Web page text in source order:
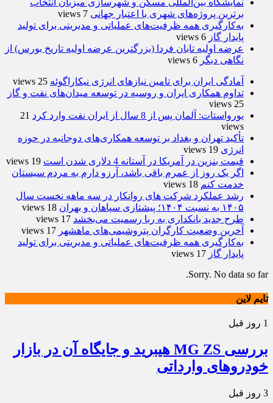
برترین پروژه‌های شهری با اعتبار جهانی 7 views
به‌کارگیری همه ظرفیت‌های عملیاتی و مدیریتی برای تولید
پایدار گاز 6 views
عرضه اولیه تابان فردا (بزرگترین عرضه اولیه تاریخ بورس) از
نگاهی دیگر 6 views
آمادگی ایران برای تامین نیازهای انرژی نیکاراگوئه 25 views
تداوم همکاری ایران و روسیه در توسعه میدان‌های نفت و گاز
25 views
یورواستات: آلمان پس از 8 سال از ایران نفت وارد کرد
21
views
تأکید تهران و بغداد بر توسعه همکاری‌های دوجانبه در حوزه
انرژی 19 views
قیمت بنزین در آمریکا در آستانه 4 دلاری شدن است
19 views
اگر یک روز از عمرم باقی باشد، آرزو دارم به مردم سیستان
خدمت کنم 18 views
رشد عملکرد شرکت های روانکار در سه ماهه نخست سال
۱۴۰۵ به نسبت ۱۴۰۴؛ پیشتازی سپاهان و بهران
18 views
طرح جدید بانکداری به ربا رسمیت می‌بخشد 17 views
آخرین وضعیت کارگران پتروشیمی‌های ماهشهر 17 views
به‌کارگیری همه ظرفیت‌های عملیاتی و مدیریتی برای تولید
پایدار گاز 17 views
Sorry. No data so far.
تایم لاین
1 روز قبل
بررسی MG ZS هیبرید و جایگاه آن در بازار
خودروهای وارداتی
3 روز قبل